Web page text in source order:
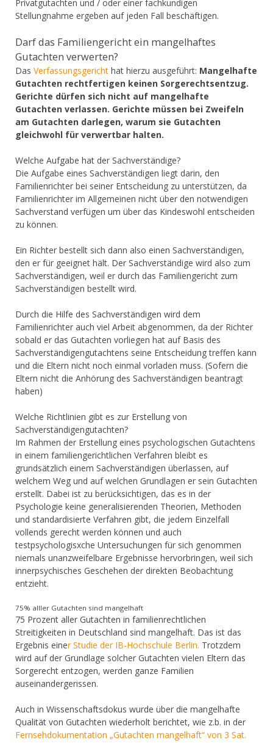
Privatgutachten und / oder einer fachkundigen
Stellungnahme ergeben auf jeden Fall beschäftigen.
Darf das Familiengericht ein mangelhaftes
Gutachten verwerten?
Das Verfassungsgericht hat hierzu ausgeführt: Mangelhafte
Gutachten rechtfertigen keinen Sorgerechtsentzug.
Gerichte dürfen sich nicht auf mangelhafte
Gutachten verlassen. Gerichte müssen bei Zweifeln
am Gutachten darlegen, warum sie Gutachten
gleichwohl für verwertbar halten.
Welche Aufgabe hat der Sachverständige?
Die Aufgabe eines Sachverständigen liegt darin, den
Familienrichter bei seiner Entscheidung zu unterstützen, da
Familienrichter im Allgemeinen nicht über den notwendigen
Sachverstand verfügen um über das Kindeswohl entscheiden
zu können.
Ein Richter bestellt sich dann also einen Sachverständigen,
den er für geeignet hält. Der Sachverständige wird also zum
Sachverständigen, weil er durch das Familiengericht zum
Sachverständigen bestellt wird.
Durch die Hilfe des Sachverständigen wird dem
Familienrichter auch viel Arbeit abgenommen, da der Richter
sobald er das Gutachten vorliegen hat auf Basis des
Sachverständigengutachtens seine Entscheidung treffen kann
und die Eltern nicht noch einmal vorladen muss. (Sofern die
Eltern nicht die Anhörung des Sachverständigen beantragt
haben)
Welche Richtlinien gibt es zur Erstellung von
Sachverständigengutachten?
Im Rahmen der Erstellung eines psychologischen Gutachtens
in einem familiengerichtlichen Verfahren bleibt es
grundsätzlich einem Sachverständigen überlassen, auf
welchem Weg und auf welchen Grundlagen er sein Gutachten
erstellt. Dabei ist zu berücksichtigen, das es in der
Psychologie keine generalisierenden Theorien, Methoden
und standardisierte Verfahren gibt, die jedem Einzelfall
vollends gerecht werden können und auch
testpsychologisxche Untersuchungen für sich genommen
niemals unanzweifelbare Ergebnisse hervorbringen, weil sich
innerpsychisches Geschehen der direkten Beobachtung
entzieht.
75% alller Gutachten sind mangelhaft
75 Prozent aller Gutachten in familienrechtlichen
Streitigkeiten in Deutschland sind mangelhaft. Das ist das
Ergebnis einer Studie der IB-Hochschule Berlin. Trotzdem
wird auf der Grundlage solcher Gutachten vielen Eltern das
Sorgerecht entzogen, werden ganze Familien
auseinandergerissen.
Auch in Wissenschaftsdokus wurde über die mangelhafte
Qualität von Gutachten wiederholt berichtet, wie z.b. in der
Fernsehdokumentation „Gutachten mangelhaft“ von 3 Sat.